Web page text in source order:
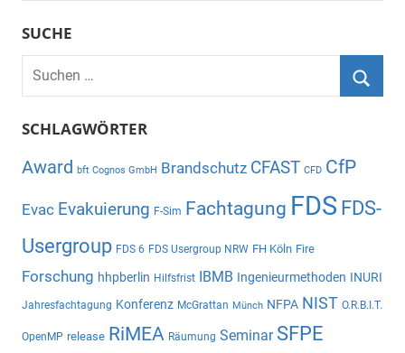
SUCHE
Suchen
nach:
SCHLAGWÖRTER
Award bft Cognos GmbH Brandschutz CFAST CFD CfP
Evac Evakuierung F-Sim Fachtagung FDS FDS-
Usergroup FDS 6 FDS Usergroup NRW FH Köln Fire
Forschung hhpberlin Hilfsfrist IBMB Ingenieurmethoden INURI
Jahresfachtagung Konferenz McGrattan Münch NFPA NIST O.R.B.I.T.
OpenMP release RiMEA Räumung Seminar SFPE